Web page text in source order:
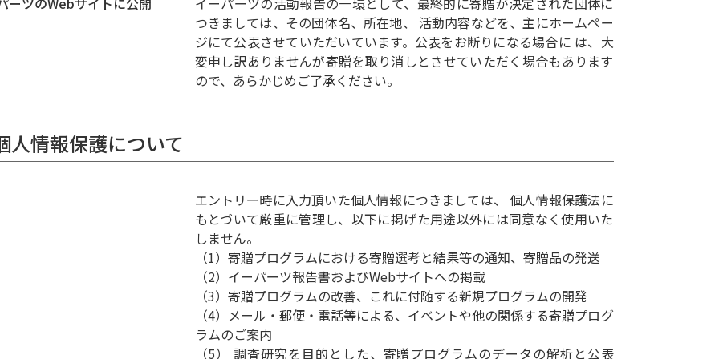
つきましては、その団体名、所在地、 活動内容などを、主にホームペー
ジにて公表させていただいています。公表をお断りになる場合に は、大
変申し訳ありませんが寄贈を取り消しとさせていただく場合もあります
ので、あらかじめご了承ください。
人情報保護について
エントリー時に入力頂いた個人情報につきましては、 個人情報保護法に
もとづいて厳重に管理し、以下に掲げた用途以外には同意なく使用いた
しません。
（1）寄贈プログラムにおける寄贈選考と結果等の通知、寄贈品の発送
（2）イーパーツ報告書およびWebサイトへの掲載
（3）寄贈プログラムの改善、これに付随する新規プログラムの開発
（4）メール・郵便・電話等による、イベントや他の関係する寄贈プログ
ラムのご案内
（5） 調査研究を目的とした、寄贈プログラムのデータの解析と公表